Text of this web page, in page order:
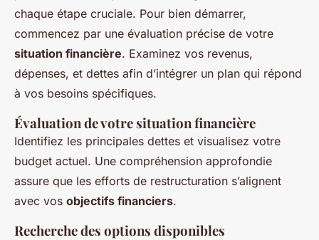
chaque étape cruciale. Pour bien démarrer,
commencez par une évaluation précise de votre
situation financière. Examinez vos revenus,
dépenses, et dettes afin d’intégrer un plan qui répond
à vos besoins spécifiques.
Évaluation de votre situation financière
Identifiez les principales dettes et visualisez votre
budget actuel. Une compréhension approfondie
assure que les efforts de restructuration s’alignent
avec vos objectifs financiers.
Recherche des options disponibles